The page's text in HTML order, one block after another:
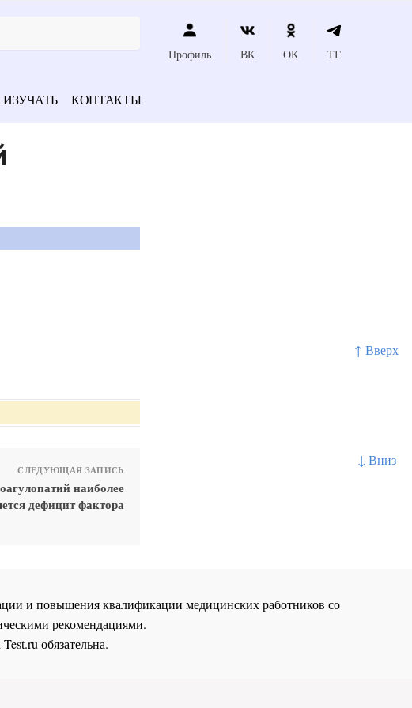
↑ Вверх
↓ Вниз
Профиль ВК ОК ТГ
КОНТАКТЫ
СЛЕДУЮЩАЯ ЗАПИСЬ
наиболее
дефицит фактора
и повышения квалификации медицинских работников со
рекомендациями.
обязательна.